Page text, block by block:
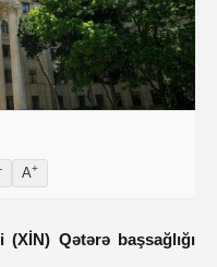
- A+
Qətərə başsağlığı